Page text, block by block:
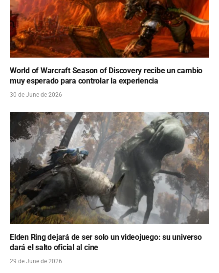
World of Warcraft Season of Discovery recibe un cambio
muy esperado para controlar la experiencia
30 de June de 2026
Elden Ring dejará de ser solo un videojuego: su universo
dará el salto oficial al cine
29 de June de 2026